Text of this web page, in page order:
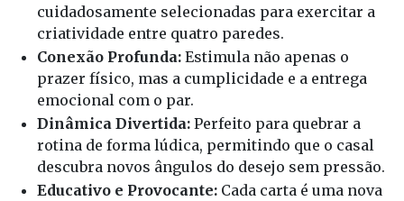
cuidadosamente selecionadas para exercitar a
criatividade entre quatro paredes.
Conexão Profunda: Estimula não apenas o
prazer físico, mas a cumplicidade e a entrega
emocional com o par.
Dinâmica Divertida: Perfeito para quebrar a
rotina de forma lúdica, permitindo que o casal
descubra novos ângulos do desejo sem pressão.
Educativo e Provocante: Cada carta é uma nova